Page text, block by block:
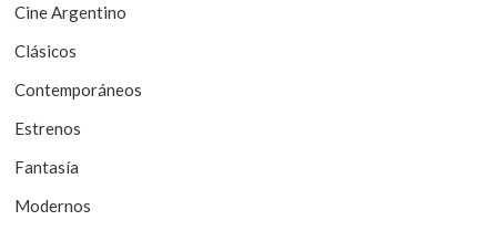
e
e
n
t
r
a
Cine Argentino
Clásicos
Contemporáneos
Estrenos
Fantasía
Modernos